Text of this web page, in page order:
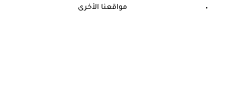
مواقعنا الأخرى